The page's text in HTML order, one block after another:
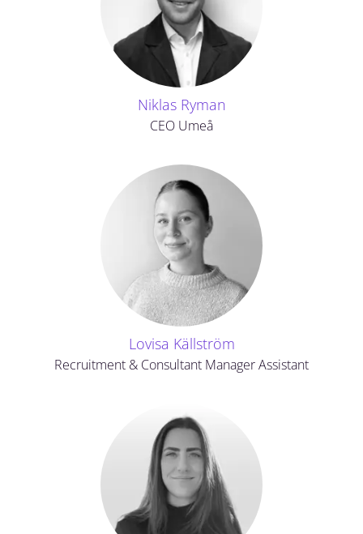
Niklas Ryman
CEO Umeå
Lovisa Källström
Recruitment & Consultant Manager Assistant